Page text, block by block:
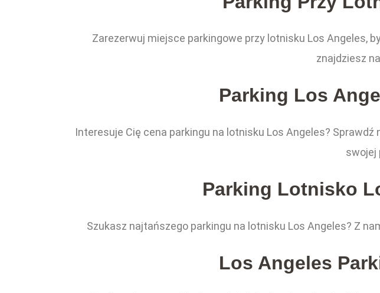
Zarezerwuj miejsce parkingowe przy lotnisku Los Angeles,
znajdziesz
Parking Los
Interesuje Cię cena parkingu na lotnisku Los Angeles?
swojej
Parking Lotnisko
Szukasz najtańszego parkingu na lotnisku Los Angeles? Z
Los Angeles